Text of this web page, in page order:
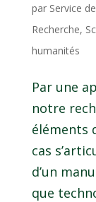
par Service
Recherche,
humanités
Par une
notre
éléments
cas
d’un
que